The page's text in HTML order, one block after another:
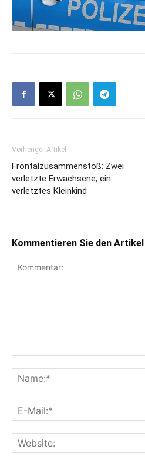
Vorheriger Artikel
Frontalzusammenstoß: Zwei
verletzte Erwachsene, ein
verletztes Kleinkind
Kommentieren Sie den Artikel